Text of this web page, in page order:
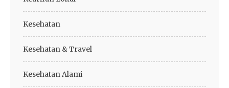
Kesehatan
Kesehatan & Travel
Kesehatan Alami